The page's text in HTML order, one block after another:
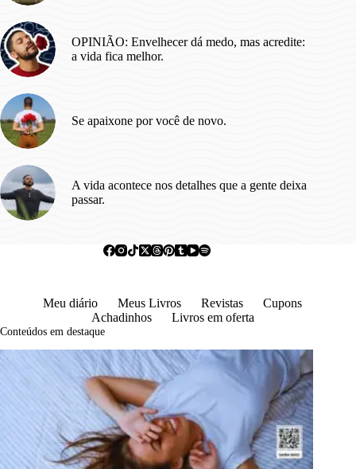
OPINIÃO: Envelhecer dá medo, mas acredite:
a vida fica melhor.
Se apaixone por você de novo.
A vida acontece nos detalhes que a gente deixa
passar.
Meu diário Meus Livros Revistas
Cupons
Achadinhos
Livros em oferta
Conteúdos em destaque